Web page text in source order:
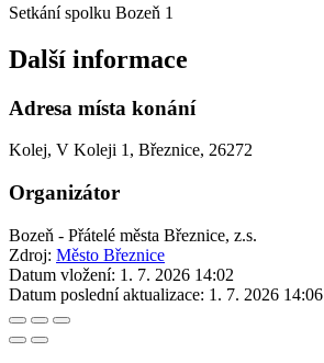
Setkání spolku Bozeň 1
Další informace
Adresa místa konání
Kolej, V Koleji 1, Březnice, 26272
Organizátor
Bozeň - Přátelé města Březnice, z.s.
Zdroj: Město Březnice
Datum vložení: 1. 7. 2026 14:02
Datum poslední aktualizace: 1. 7. 2026 14:06